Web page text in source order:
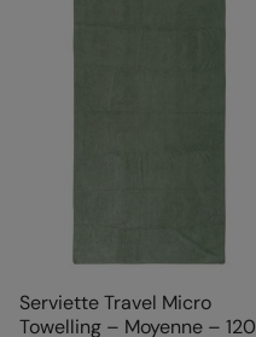
Serviette Travel Micro
Towelling – Moyenne – 120